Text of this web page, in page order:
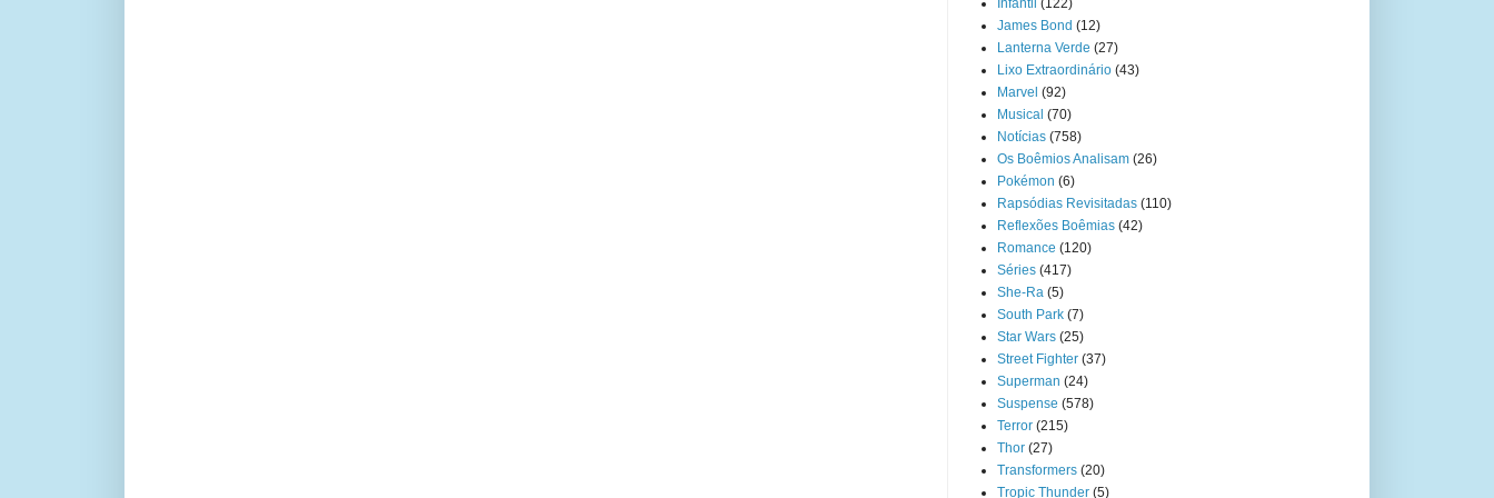
Infantil (122)
James Bond (12)
Lanterna Verde (27)
Lixo Extraordinário (43)
Marvel (92)
Musical (70)
Notícias (758)
Os Boêmios Analisam (26)
Pokémon (6)
Rapsódias Revisitadas (110)
Reflexões Boêmias (42)
Romance (120)
Séries (417)
She-Ra (5)
South Park (7)
Star Wars (25)
Street Fighter (37)
Superman (24)
Suspense (578)
Terror (215)
Thor (27)
Transformers (20)
Tropic Thunder (5)